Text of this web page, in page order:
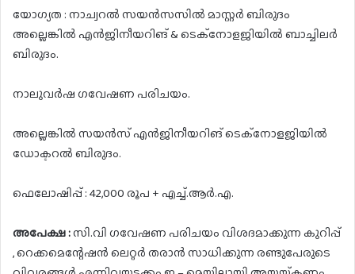
യോഗ്യത : നാച്വറൽ സയൻസസിൽ മാസ്റ്റർ ബിരുദം
അല്ലെങ്കിൽ എൻജിനീയറിങ് & ടെക്നോളജിയിൽ ബാച്ചിലർ
ബിരുദം.
നാലുവർഷ ഗവേഷണ പരിചയം.
അല്ലെങ്കിൽ സയൻസ് എൻജിനീയറിങ് ടെക്നോളജിയിൽ
ഡോക്ടറൽ ബിരുദം.
ഫെലോഷിപ്പ് : 42,000 രൂപ + എച്ച്.ആർ.എ.
അപേക്ഷ :സി.വി ഗവേഷണ പരിചയം വിശദമാക്കുന്ന കുറിപ്പ്
, റെക്കമെന്റേഷൻ ലെറ്റർ തരാൻ സാധിക്കുന്ന രണ്ടുപേരുടെ